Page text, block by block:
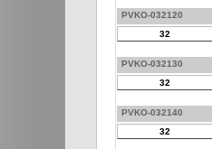
PVKO-032120
32
PVKO-032130
32
PVKO-032140
32